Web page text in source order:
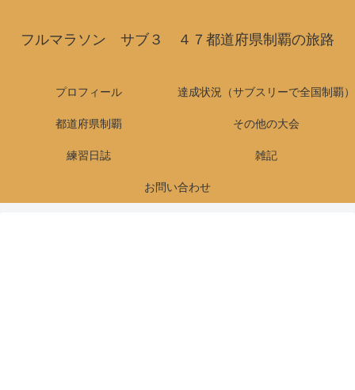
フルマラソン サブ３ ４７都道府県制覇の旅路
プロフィール 達成状況（サブスリーで全国制覇）
都道府県制覇 その他の大会
練習日誌 雑記
お問い合わせ